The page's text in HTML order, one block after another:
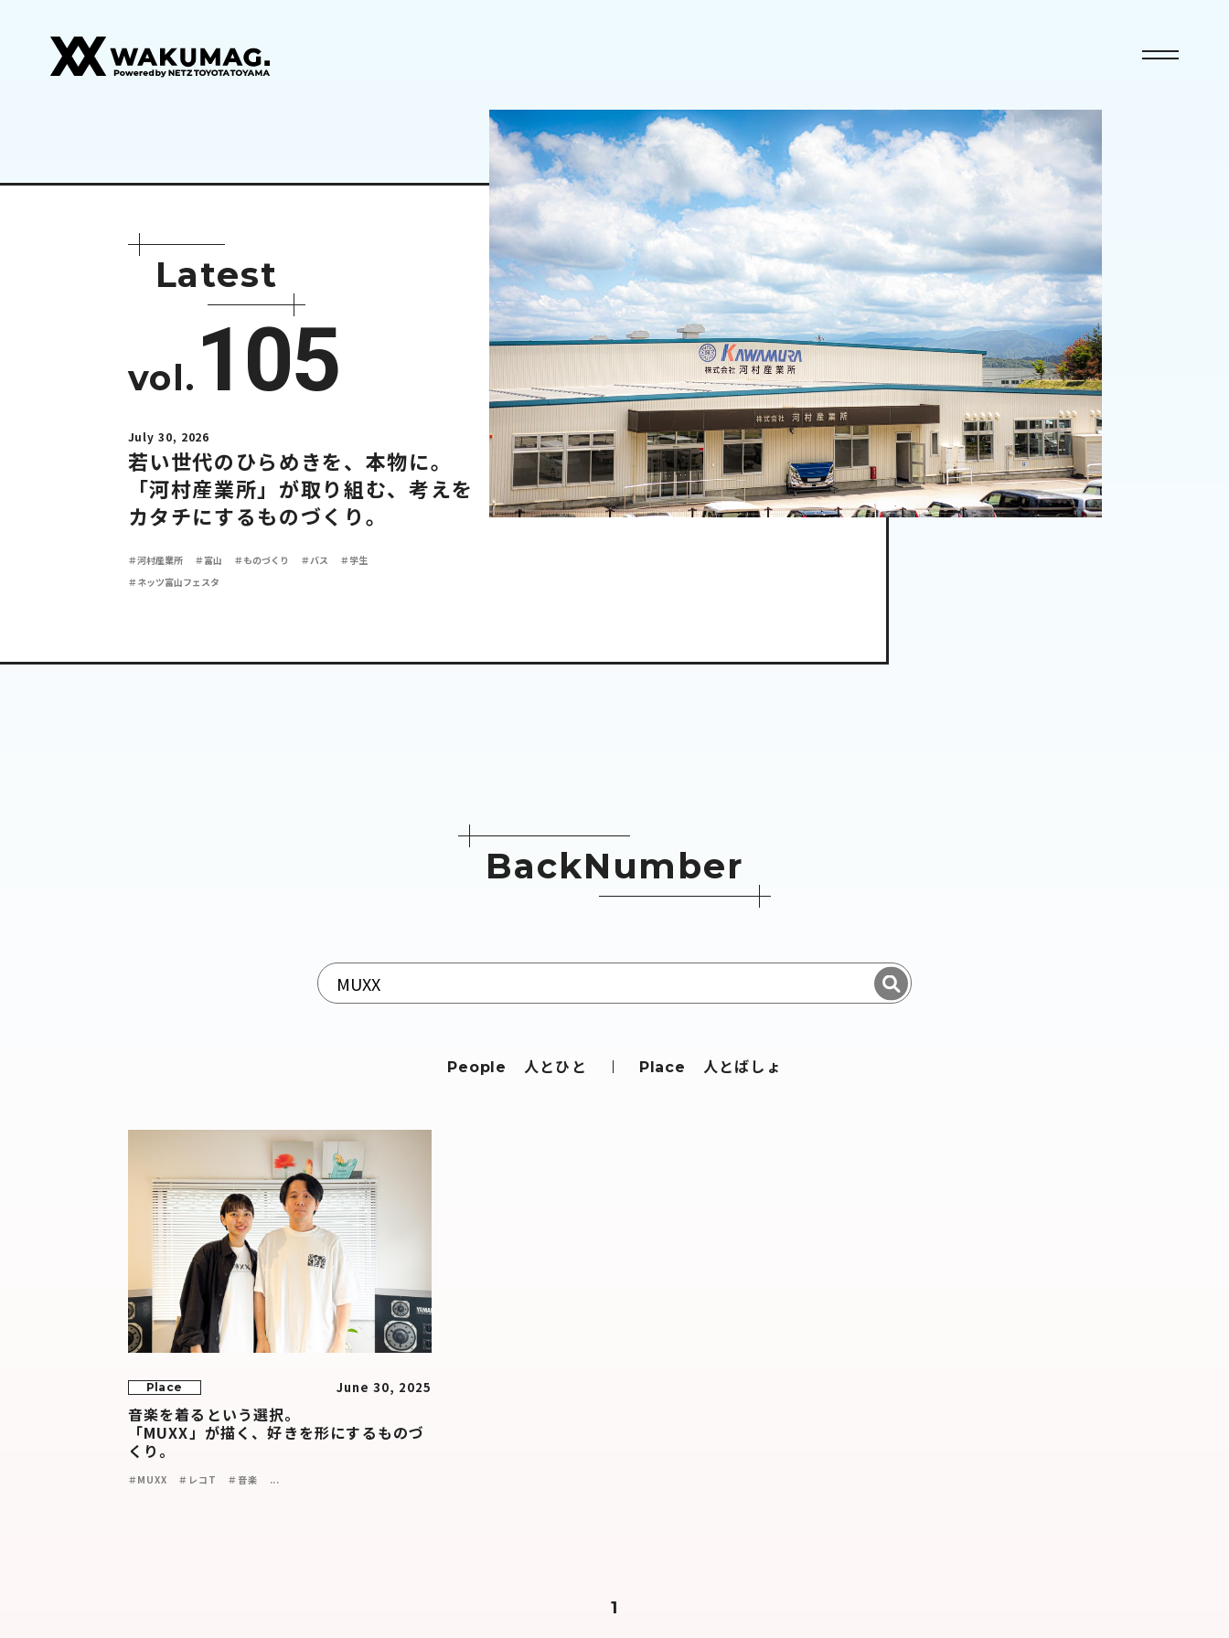
Latest
vol. 105
July 30, 2026
若い世代のひらめきを、本物に。
「河村産業所」が取り組む、考えを
カタチにするものづくり。
＃河村産業所 ＃富山 ＃ものづくり ＃バス
＃学生
＃ネッツ富山フェスタ
BackNumber
People 人とひと Place 人とばしょ
Place June 30, 2025
音楽を着るという選択。
「MUXX」が描く、好きを形にするものづ
くり。
＃MUXX ＃レコT ＃音楽 ...
1